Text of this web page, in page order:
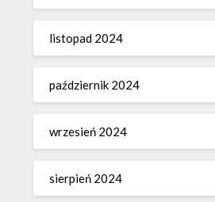
listopad 2024
październik 2024
wrzesień 2024
sierpień 2024